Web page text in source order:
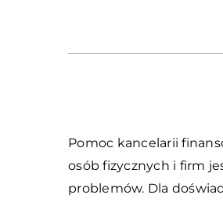
Pomoc kancelarii
osób fizycznych i firm
problemów. Dla